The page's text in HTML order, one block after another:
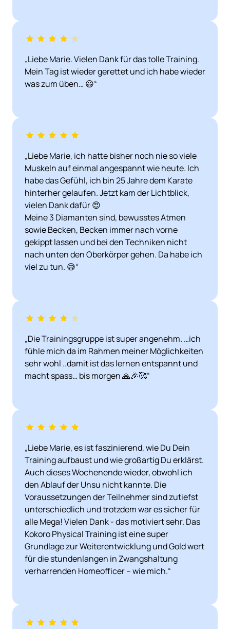
„Liebe Marie. Vielen Dank für das tolle Training.
Mein Tag ist wieder gerettet und ich habe wieder
was zum üben… 😃“
„Liebe Marie, ich hatte bisher noch nie so viele
Muskeln auf einmal angespannt wie heute. Ich
habe das Gefühl, ich bin 25 Jahre dem Karate
hinterher gelaufen. Jetzt kam der Lichtblick,
vielen Dank dafür 😍
Meine 3 Diamanten sind, bewusstes Atmen
sowie Becken, Becken immer nach vorne
gekippt lassen und bei den Techniken nicht
nach unten den Oberkörper gehen. Da habe ich
viel zu tun. 😅“
„Die Trainingsgruppe ist super angenehm. …ich
fühle mich da im Rahmen meiner Möglichkeiten
sehr wohl ..damit ist das lernen entspannt und
macht spass… bis morgen 🙏🎉🥰“
„Liebe Marie, es ist faszinierend, wie Du Dein
Training aufbaust und wie großartig Du erklärst.
Auch dieses Wochenende wieder, obwohl ich
den Ablauf der Unsu nicht kannte. Die
Voraussetzungen der Teilnehmer sind zutiefst
unterschiedlich und trotzdem war es sicher für
alle Mega! Vielen Dank - das motiviert sehr. Das
Kokoro Physical Training ist eine super
Grundlage zur Weiterentwicklung und Gold wert
für die stundenlangen in Zwangshaltung
verharrenden Homeofficer – wie mich.“